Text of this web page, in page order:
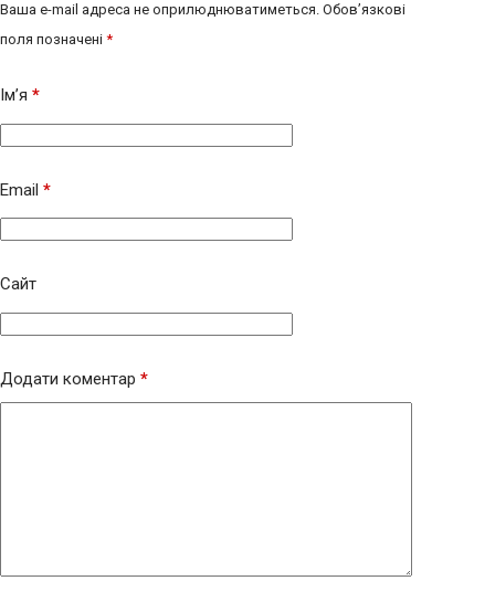
Ваша e-mail адреса не оприлюднюватиметься. Обов’язкові
поля позначені *
Ім’я *
Email *
Сайт
Додати коментар *